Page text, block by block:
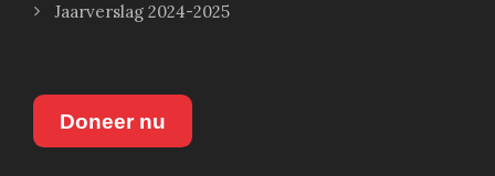
Jaarverslag 2024-2025
Doneer nu